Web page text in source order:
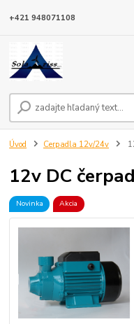
+421 948071108
Úvod Cerpadla 12v/24v
12v DC
Novinka Akcia